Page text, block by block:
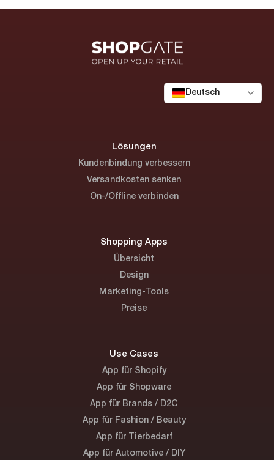
Deutsch
Lösungen
Kundenbindung verbessern
Versandkosten senken
On-/Offline verbinden
Shopping Apps
Übersicht
Design
Marketing-Tools
Preise
Use Cases
App für Shopify
App für Shopware
App für Brands / D2C
App für Fashion / Beauty
App für Tierbedarf
App für Automotive / DIY